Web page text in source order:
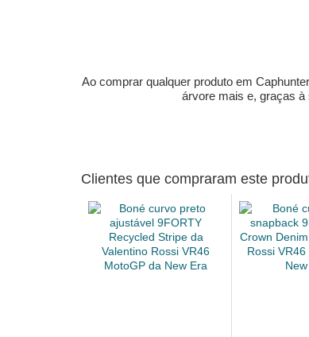
Ao comprar qualquer produto em
árvore mais e, graças à
Clientes que compraram este